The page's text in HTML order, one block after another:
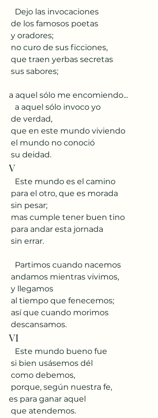
Dejo las invocaciones
de los famosos poetas
y oradores;
no curo de sus ficciones,
que traen yerbas secretas
sus sabores;
a aquel sólo me encomiendo...
a aquel sólo invoco yo
de verdad,
que en este mundo viviendo
el mundo no conoció
su deidad.
V
Este mundo es el camino
para el otro, que es morada
sin pesar;
mas cumple tener buen tino
para andar esta jornada
sin errar.
Partimos cuando nacemos
andamos mientras vivimos,
y llegamos
al tiempo que fenecemos;
así que cuando morimos
descansamos.
VI
Este mundo bueno fue
si bien usásemos dél
como debemos,
porque, según nuestra fe,
es para ganar aquel
que atendemos.